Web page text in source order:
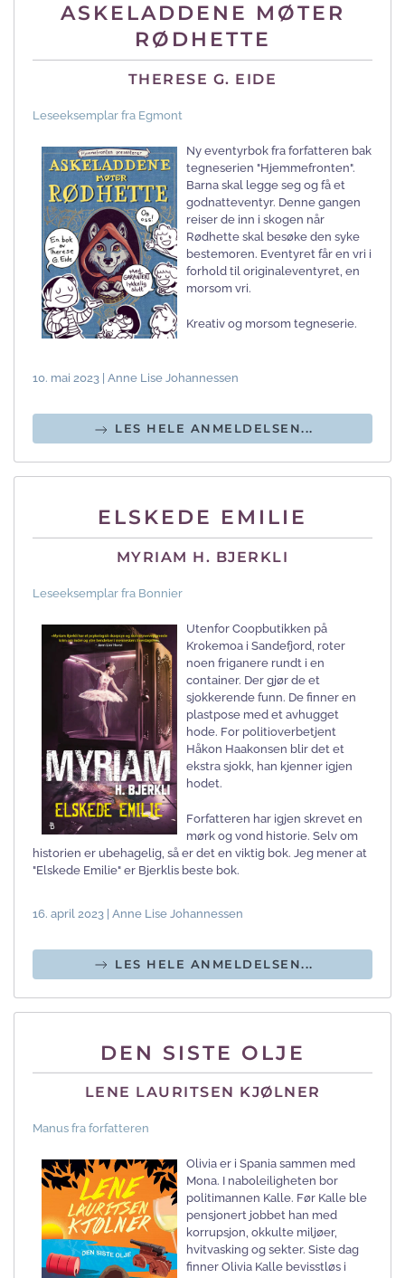
ASKELADDENE MØTER
RØDHETTE
THERESE G. EIDE
Leseeksemplar fra Egmont
Ny eventyrbok fra forfatteren bak
tegneserien "Hjemmefronten".
Barna skal legge seg og få et
godnatteventyr. Denne gangen
reiser de inn i skogen når
Rødhette skal besøke den syke
bestemoren. Eventyret får en vri i
forhold til originaleventyret, en
morsom vri.
Kreativ og morsom tegneserie.
10. mai 2023 | Anne Lise Johannessen
LES HELE ANMELDELSEN...
ELSKEDE EMILIE
MYRIAM H. BJERKLI
Leseeksemplar fra Bonnier
Utenfor Coopbutikken på
Krokemoa i Sandefjord, roter
noen friganere rundt i en
container. Der gjør de et
sjokkerende funn. De finner en
plastpose med et avhugget
hode. For politioverbetjent
Håkon Haakonsen blir det et
ekstra sjokk, han kjenner igjen
hodet.
Forfatteren har igjen skrevet en
mørk og vond historie. Selv om
historien er ubehagelig, så er det en viktig bok. Jeg mener at
"Elskede Emilie" er Bjerklis beste bok.
16. april 2023 | Anne Lise Johannessen
LES HELE ANMELDELSEN...
DEN SISTE OLJE
LENE LAURITSEN KJØLNER
Manus fra forfatteren
Olivia er i Spania sammen med
Mona. I naboleiligheten bor
politimannen Kalle. Før Kalle ble
pensjonert jobbet han med
korrupsjon, okkulte miljøer,
hvitvasking og sekter. Siste dag
finner Olivia Kalle bevisstløs i